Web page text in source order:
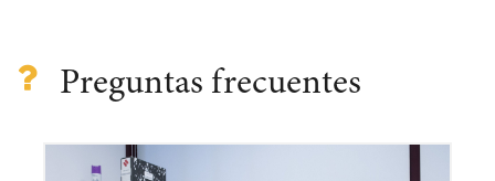
Preguntas frecuentes